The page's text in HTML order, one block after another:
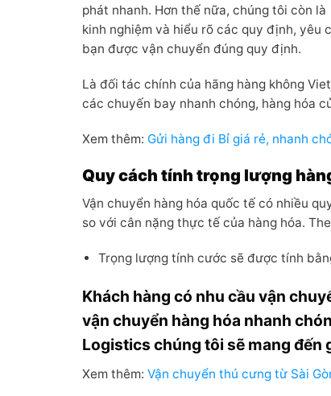
phát nhanh. Hơn thế nữa, chúng tôi còn
kinh nghiệm và hiểu rõ các quy định, yêu
bạn được vận chuyển đúng quy định.
Là đối tác chính của hãng hàng không
các chuyến bay nhanh chóng, hàng hóa
Xem thêm: Gửi hàng đi Bỉ giá rẻ, nhanh
Quy cách tính trọng lượng
Vận chuyển hàng hóa quốc tế có nhiều
so với cân nặng thực tế của hàng hóa.
Trọng lượng tính cước sẽ được tính
Khách hàng có nhu cầu vận
vận chuyển hàng hóa nhanh
Logistics chúng tôi sẽ mang đến
Xem thêm: Vận chuyển thú cưng từ Sài